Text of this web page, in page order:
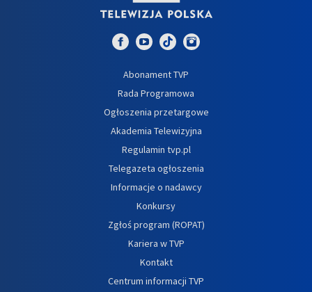
Abonament TVP
Rada Programowa
Ogłoszenia przetargowe
Akademia Telewizyjna
Regulamin tvp.pl
Telegazeta ogłoszenia
Informacje o nadawcy
Konkursy
Zgłoś program (ROPAT)
Kariera w TVP
Kontakt
Centrum informacji TVP